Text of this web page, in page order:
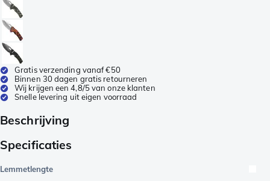
Gratis verzending vanaf €50
Binnen 30 dagen gratis retourneren
Wij krijgen een 4,8/5 van onze klanten
Snelle levering uit eigen voorraad
Beschrijving
Specificaties
Lemmetlengte